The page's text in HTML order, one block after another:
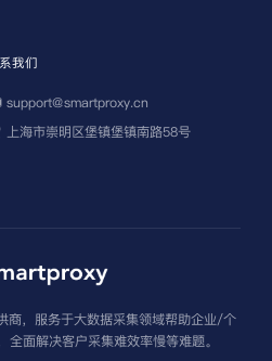
我们
support@smartproxy.cn
上海市崇明区堡镇堡镇南路58号
商，服务于大数据采集领域帮助企业/个
全面解决客户采集难效率慢等难题。